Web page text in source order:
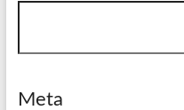
Meta